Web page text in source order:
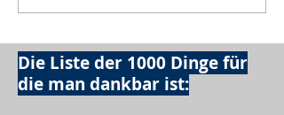
Die Liste der 1000 Dinge für
die man dankbar ist: